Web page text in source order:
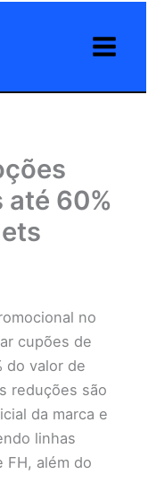
60%
no
cupões de
do valor de
reduções são
da marca e
linhas
FH, além do